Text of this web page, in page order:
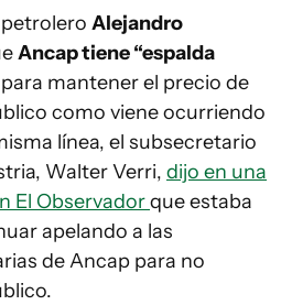
Alejandro
Ancap tiene “espalda
mantener el precio de
como viene ocurriendo
línea, el subsecretario
Walter Verri, dijo en una
El Observadorque estaba
apelando a las
de Ancap para no